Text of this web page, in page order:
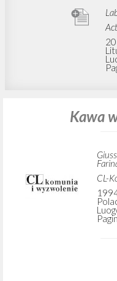
Kawa
CL-